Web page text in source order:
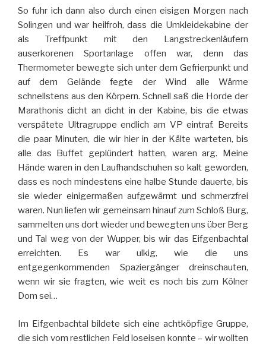
So fuhr ich dann also durch einen eisigen Morgen nach
Solingen und war heilfroh, dass die Umkleidekabine der
als Treffpunkt mit den Langstreckenläufern
auserkorenen Sportanlage offen war, denn das
Thermometer bewegte sich unter dem Gefrierpunkt und
auf dem Gelände fegte der Wind alle Wärme
schnellstens aus den Körpern. Schnell saß die Horde der
Marathonis dicht an dicht in der Kabine, bis die etwas
verspätete Ultragruppe endlich am VP eintraf. Bereits
die paar Minuten, die wir hier in der Kälte warteten, bis
alle das Buffet geplündert hatten, waren arg. Meine
Hände waren in den Laufhandschuhen so kalt geworden,
dass es noch mindestens eine halbe Stunde dauerte, bis
sie wieder einigermaßen aufgewärmt und schmerzfrei
waren. Nun liefen wir gemeinsam hinauf zum Schloß Burg,
sammelten uns dort wieder und bewegten uns über Berg
und Tal weg von der Wupper, bis wir das Eifgenbachtal
erreichten. Es war ulkig, wie die uns
entgegenkommenden Spaziergänger dreinschauten,
wenn wir sie fragten, wie weit es noch bis zum Kölner
Dom sei…
Im Eifgenbachtal bildete sich eine achtköpfige Gruppe,
die sich vom restlichen Feld loseisen konnte – wir wollten